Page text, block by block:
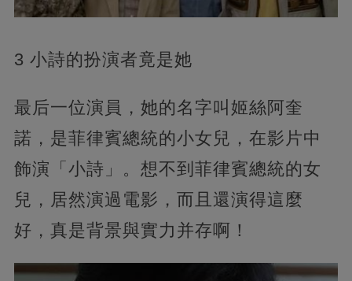
3 小詩的扮演者竟是她
最后一位演員，她的名字叫姬絲阿奎
諾，是菲律賓總統的小女兒，在影片中
飾演「小詩」。想不到菲律賓總統的女
兒，居然演過電影，而且還演得這麼
好，真是背景與實力并存啊！